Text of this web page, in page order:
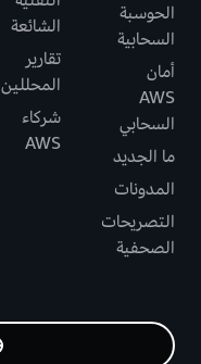
الحوسبة
السحابية
أمان
AWS
السحابي
ما الجديد
المدونات
التصريحات
الصحفية
الشائعة
تقارير
المحللين
شركاء
AWS